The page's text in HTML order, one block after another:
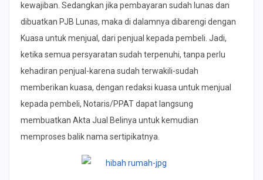
kewajiban. Sedangkan jika pembayaran sudah lunas dan
dibuatkan PJB Lunas, maka di dalamnya dibarengi dengan
Kuasa untuk menjual, dari penjual kepada pembeli. Jadi,
ketika semua persyaratan sudah terpenuhi, tanpa perlu
kehadiran penjual-karena sudah terwakili-sudah
memberikan kuasa, dengan redaksi kuasa untuk menjual
kepada pembeli, Notaris/PPAT dapat langsung
membuatkan Akta Jual Belinya untuk kemudian
memproses balik nama sertipikatnya.